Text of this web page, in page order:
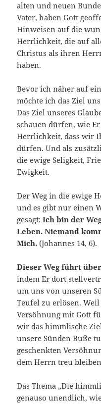
alten und neuen
Vater, haben Gott
Hinweisen auf die
Herrlichkeit, die auf
Christus als ihren
haben.
Bevor ich näher auf
möchte ich das Ziel
Das Ziel unseres
schauen dürfen, wie
Herrlichkeit, dass wir
dürfen. Und als
die ewige Seligkeit,
Ewigkeit.
Der Weg in die ewige
und es gibt nur einen
gesagt:Ich bin der
Leben. Niemand
Mich. (Johannes 14, 6).
Dieser Weg führt
indem Er dort
um uns von unseren
Teufel zu erlösen. Weil
Versöhnung mit Gott
wir das himmlische
unsere Sünden Buße
geschenkten
dem Herrn treu
Das Thema „Die
genauso unendlich,